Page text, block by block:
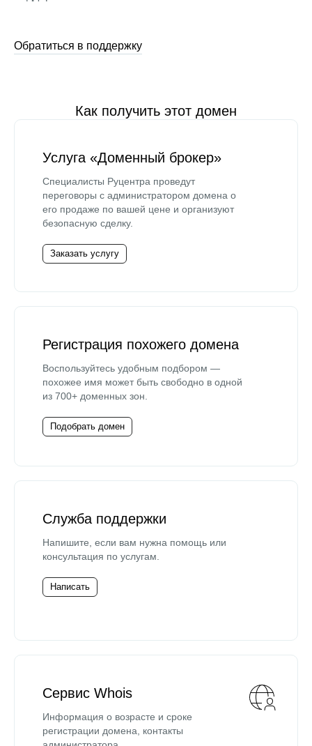
Обратиться в поддержку
Как получить этот домен
Услуга «Доменный брокер»
Специалисты Руцентра проведут
переговоры с администратором домена о
его продаже по вашей цене и организуют
безопасную сделку.
Заказать услугу
Регистрация похожего домена
Воспользуйтесь удобным подбором —
похожее имя может быть свободно в одной
из 700+ доменных зон.
Подобрать домен
Служба поддержки
Напишите, если вам нужна помощь или
консультация по услугам.
Написать
Сервис Whois
Информация о возрасте и сроке
регистрации домена, контакты